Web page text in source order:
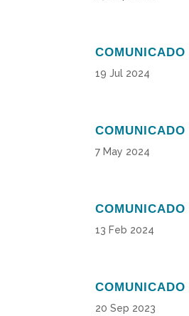
19 Jul 2024
7 May 2024
13 Feb 2024
20 Sep 2023